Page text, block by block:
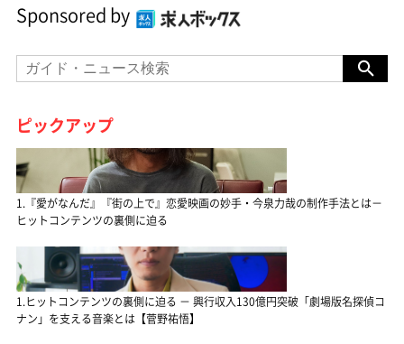
Sponsored by
ピックアップ
1.『愛がなんだ』『街の上で』恋愛映画の妙手・今泉力哉の制作手法とは－
ヒットコンテンツの裏側に迫る
1.ヒットコンテンツの裏側に迫る － 興行収入130億円突破「劇場版名探偵コ
ナン」を支える音楽とは【菅野祐悟】